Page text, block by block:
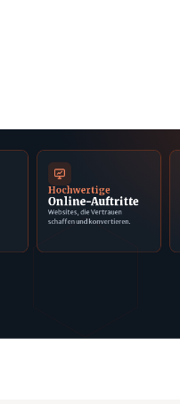
Hochwertige
Online-Auftritte
Websites, die Vertrauen
schaffen und konvertieren.